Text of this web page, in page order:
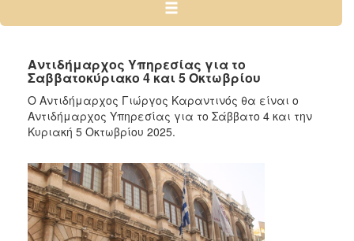
ΠΟΛΙΤΙΣΜΟΣ
ΑΝΘΕΚΤΙΚΗ
Αντιδήμαρχος Υπηρεσίας για το
Σαββατοκύριακο 4 και 5 Οκτωβρίου
Ο Αντιδήμαρχος Γιώργος Καραντινός θα είναι ο
Αντιδήμαρχος Υπηρεσίας για το Σάββατο 4 και την
Κυριακή 5 Οκτωβρίου 2025.